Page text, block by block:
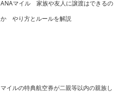
ANAマイル 家族や友人に譲渡はできるの
か やり方とルールを解説
マイルの特典航空券が二親等以内の親族し